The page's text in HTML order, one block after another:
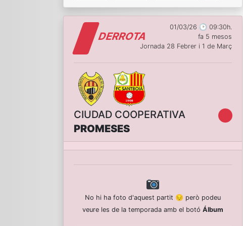
DERROTA
01/03/26 🕑 09:30h.
fa 5 mesos
Jornada 28 Febrer i 1 de Març
CIUDAD COOPERATIVA
PROMESES
No hi ha foto d'aquest partit 😔 però podeu
veure les de la temporada amb el botó Álbum